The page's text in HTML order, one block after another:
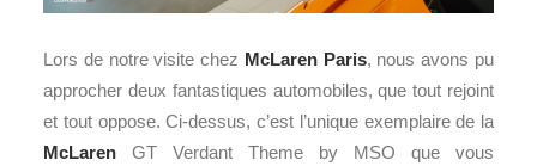
Lors de notre visite chez McLaren Paris, nous avons pu
approcher deux fantastiques automobiles, que tout rejoint
et tout oppose. Ci-dessus, c’est l’unique exemplaire de la
McLaren GT Verdant Theme by MSO que vous